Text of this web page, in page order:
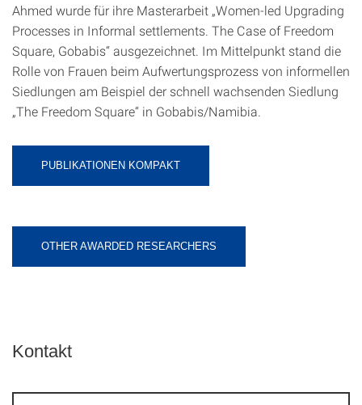
Ahmed wurde für ihre Masterarbeit „Women-led Upgrading
Processes in Informal settlements. The Case of Freedom
Square, Gobabis“ ausgezeichnet. Im Mittelpunkt stand die
Rolle von Frauen beim Aufwertungsprozess von informellen
Siedlungen am Beispiel der schnell wachsenden Siedlung
„The Freedom Square“ in Gobabis/Namibia.
PUBLIKATIONEN KOMPAKT
OTHER AWARDED RESEARCHERS
Kontakt